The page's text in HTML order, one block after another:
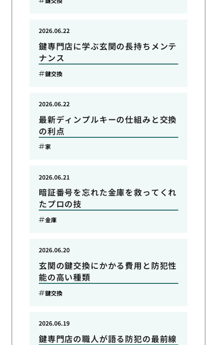
鍵専門店に学ぶ玄関の長持ちメンテ
ナンス
2026.06.22
鍵交換
最新ディンプルキーの仕組みと交換
の利点
2026.06.22
家
暗証番号を忘れた金庫を救ってくれ
たプロの技
2026.06.21
金庫
玄関の鍵交換にかかる費用と防犯性
能の高い種類
2026.06.20
鍵交換
鍵専門店の職人が語る防犯の最前線
2026.06.19